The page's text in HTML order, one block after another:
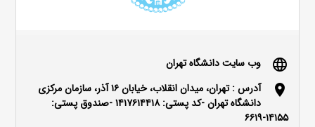
language وب سایت دانشگاه تهران
location_on
آدرس : تهران، میدان انقلاب، خیابان ۱۶ آذر، سازمان مرکزی
دانشگاه تهران -کد پستی: ۱۴۱۷۶۱۴۴۱۸ -صندوق پستی:
۱۴۱۵۵-۶۶۱۹